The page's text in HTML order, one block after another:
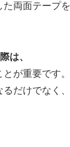
両面テープ
は、
が重要です
だけでなく